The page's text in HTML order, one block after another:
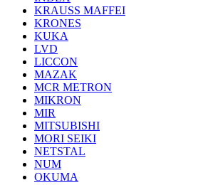
KRAUSS MAFFEI
KRONES
KUKA
LVD
LICCON
MAZAK
MCR METRON
MIKRON
MIR
MITSUBISHI
MORI SEIKI
NETSTAL
NUM
OKUMA